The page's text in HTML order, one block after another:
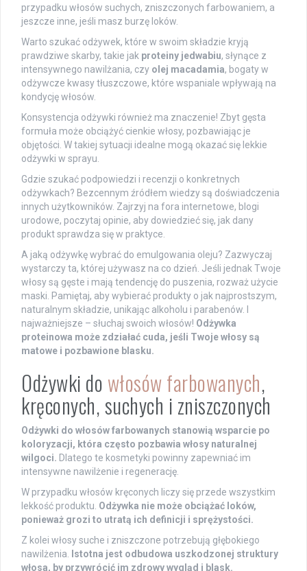
przypadku włosów suchych, zniszczonych farbowaniem, a
jeszcze inne, jeśli masz burzę loków.
Warto szukać odżywek, które w swoim składzie kryją
prawdziwe skarby, takie jak proteiny jedwabiu, słynące z
intensywnego nawilżania, czy olej macadamia, bogaty w
odżywcze kwasy tłuszczowe, które wspaniale wpływają na
kondycję włosów.
Konsystencja odżywki również ma znaczenie! Zbyt gęsta
formuła może obciążyć cienkie włosy, pozbawiając je
objętości. W takiej sytuacji idealne mogą okazać się lekkie
odżywki w sprayu.
Gdzie szukać podpowiedzi i recenzji o konkretnych
odżywkach? Bezcennym źródłem wiedzy są doświadczenia
innych użytkowników. Zajrzyj na fora internetowe, blogi
urodowe, poczytaj opinie, aby dowiedzieć się, jak dany
produkt sprawdza się w praktyce.
A jaką odżywkę wybrać do emulgowania oleju? Zazwyczaj
wystarczy ta, której używasz na co dzień. Jeśli jednak Twoje
włosy są gęste i mają tendencję do puszenia, rozważ użycie
maski. Pamiętaj, aby wybierać produkty o jak najprostszym,
naturalnym składzie, unikając alkoholu i parabenów. I
najważniejsze – słuchaj swoich włosów! Odżywka
proteinowa może zdziałać cuda, jeśli Twoje włosy są
matowe i pozbawione blasku.
Odżywki do włosów farbowanych,
kręconych, suchych i zniszczonych
Odżywki do włosów farbowanych stanowią wsparcie po
koloryzacji, która często pozbawia włosy naturalnej
wilgoci. Dlatego te kosmetyki powinny zapewniać im
intensywne nawilżenie i regenerację.
W przypadku włosów kręconych liczy się przede wszystkim
lekkość produktu. Odżywka nie może obciążać loków,
ponieważ grozi to utratą ich definicji i sprężystości.
Z kolei włosy suche i zniszczone potrzebują głębokiego
nawilżenia.
Istotna jest odbudowa uszkodzonej struktury
włosa, by przywrócić im zdrowy wygląd i blask.